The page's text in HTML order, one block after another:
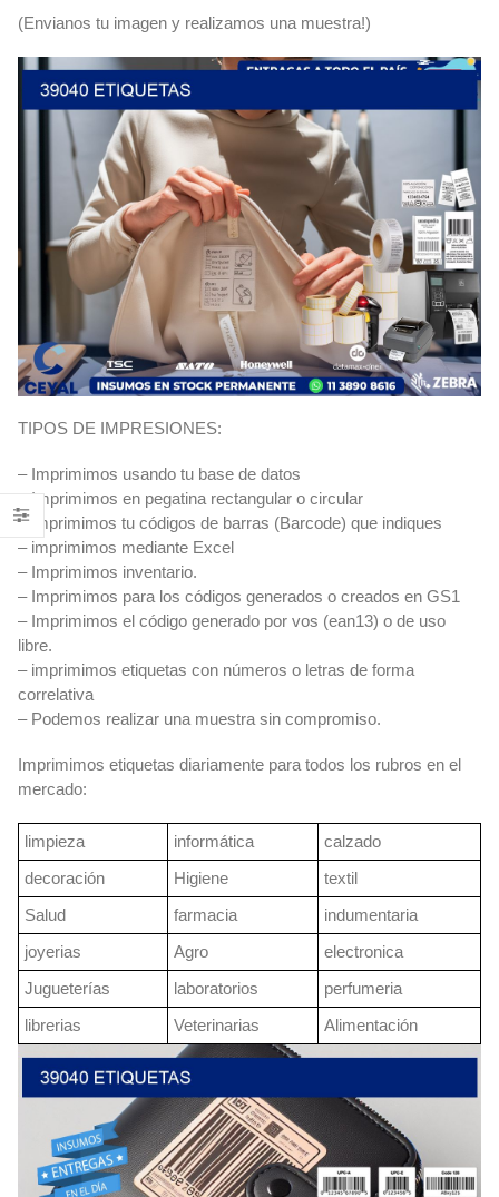
(Envianos tu imagen y realizamos una muestra!)
TIPOS DE IMPRESIONES:
– Imprimimos usando tu base de datos
– Imprimimos en pegatina rectangular o circular
– imprimimos tu códigos de barras (Barcode) que indiques
– imprimimos mediante Excel
– Imprimimos inventario.
– Imprimimos para los códigos generados o creados en GS1
– Imprimimos el código generado por vos (ean13) o de uso
libre.
– imprimimos etiquetas con números o letras de forma
correlativa
– Podemos realizar una muestra sin compromiso.
Imprimimos etiquetas diariamente para todos los rubros en el
mercado:
limpieza informática
calzado
decoración
Higiene
textil
Salud
farmacia
indumentaria
joyerias
Agro
electronica
Jugueterías
laboratorios
perfumeria
librerias
Veterinarias Alimentación